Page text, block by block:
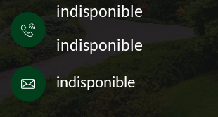
indisponible
indisponible
indisponible